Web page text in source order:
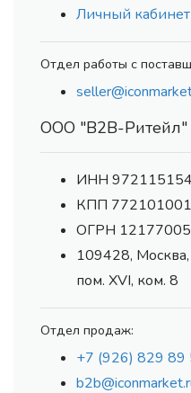
Личный кабинет
Отдел работы с
ООО "В2В-Ритейл"
ИНН
КПП 772101001
ОГРН
109428,
пом. XVI, ком. 8
Отдел продаж:
+7 (926) 829 89